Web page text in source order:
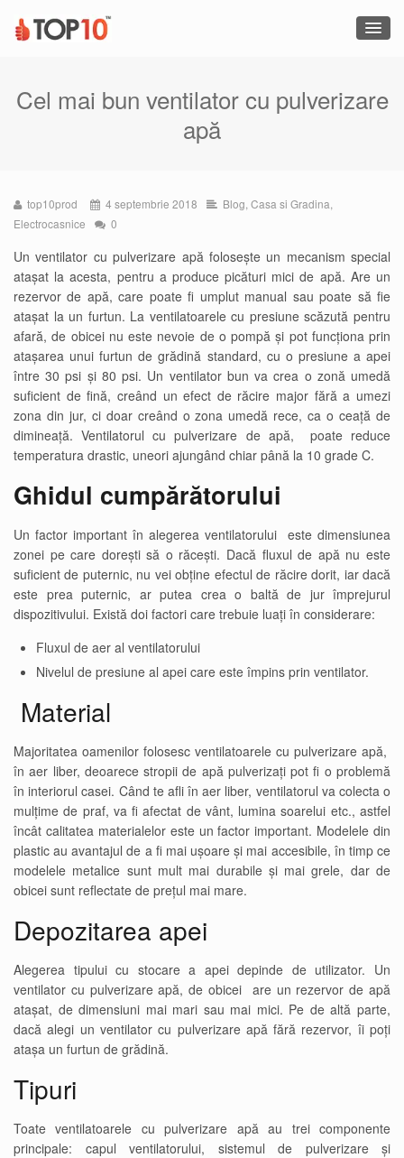
Cel mai bun ventilator cu pulverizare
apă
top10prod 4 septembrie 2018 Blog, Casa si Gradina,
Electrocasnice
0
Un ventilator cu pulverizare apă folosește un mecanism special
atașat la acesta, pentru a produce picături mici de apă. Are un
rezervor de apă, care poate fi umplut manual sau poate să fie
atașat la un furtun. La ventilatoarele cu presiune scăzută pentru
afară, de obicei nu este nevoie de o pompă și pot funcționa prin
atașarea unui furtun de grădină standard, cu o presiune a apei
între 30 psi și 80 psi. Un ventilator bun va crea o zonă umedă
suficient de fină, creând un efect de răcire major fără a umezi
zona din jur, ci doar creând o zona umedă rece, ca o ceață de
dimineață. Ventilatorul cu pulverizare de apă, poate reduce
temperatura drastic, uneori ajungând chiar până la 10 grade C.
Ghidul cumpărătorului
Un factor important în alegerea ventilatorului este dimensiunea
zonei pe care dorești să o răcești. Dacă fluxul de apă nu este
suficient de puternic, nu vei obține efectul de răcire dorit, iar dacă
este prea puternic, ar putea crea o baltă de jur împrejurul
dispozitivului. Există doi factori care trebuie luați în considerare:
Fluxul de aer al ventilatorului
Nivelul de presiune al apei care este împins prin ventilator.
Material
Majoritatea oamenilor folosesc ventilatoarele cu pulverizare apă,
în aer liber, deoarece stropii de apă pulverizați pot fi o problemă
în interiorul casei. Când te afli în aer liber, ventilatorul va colecta o
mulțime de praf, va fi afectat de vânt, lumina soarelui etc., astfel
încât calitatea materialelor este un factor important. Modelele din
plastic au avantajul de a fi mai ușoare și mai accesibile, în timp ce
modelele metalice sunt mult mai durabile și mai grele, dar de
obicei sunt reflectate de prețul mai mare.
Depozitarea apei
Alegerea tipului cu stocare a apei depinde de utilizator. Un
ventilator cu pulverizare apă, de obicei are un rezervor de apă
atașat, de dimensiuni mai mari sau mai mici. Pe de altă parte,
dacă alegi un ventilator cu pulverizare apă fără rezervor, îi poți
atașa un furtun de grădină.
Tipuri
Toate ventilatoarele cu pulverizare apă au trei componente
principale: capul ventilatorului, sistemul de pulverizare și